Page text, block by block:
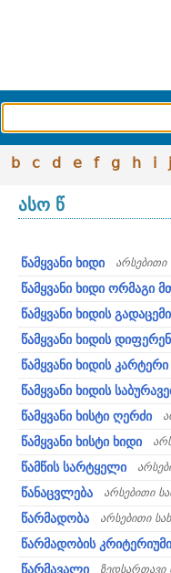
b c d e f g h i j
ასო წ
წამყვანი ხიდი არსებითი
წამყვანი ხიდი ორმაგი
წამყვანი ხიდის
წამყვანი ხიდის
წამყვანი ხიდის კარტერი
წამყვანი ხიდის
წამყვანი ხისტი ღერძი
წამყვანი ხისტი ხიდი
წამწის სარტყელი
წანაცვლება არსებითი
წარმადობა არსებითი
წარმადობის კრიტერიუმი
წარმავალი
ზედსართავი